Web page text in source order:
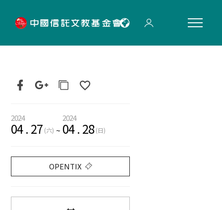
2024
04. 27 (六) ~
2024
04. 28 (日)
OPENTIX